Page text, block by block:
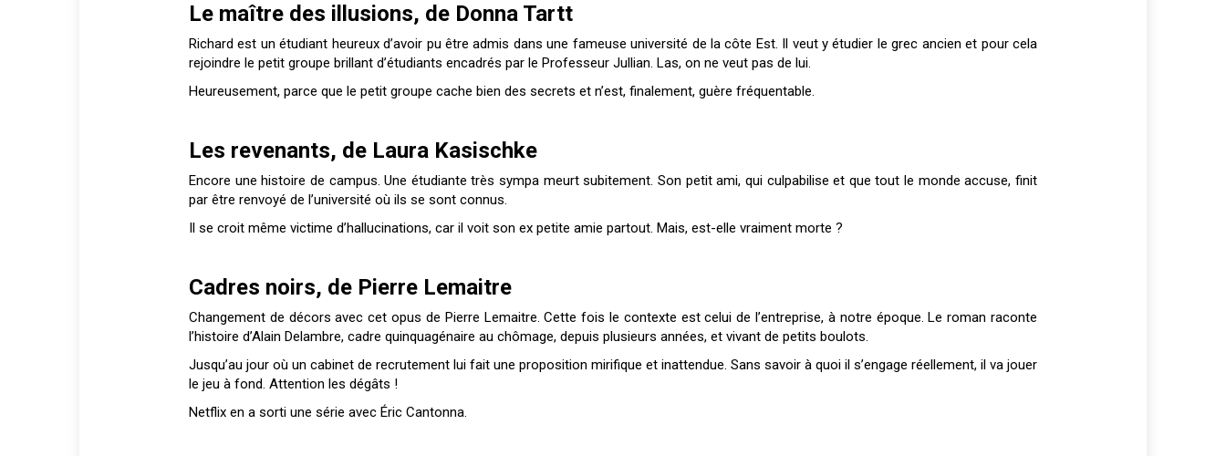
Le maître des illusions, de Donna Tartt
Richard est un étudiant heureux d’avoir pu être admis dans une fameuse université de la côte Est. Il veut y étudier le grec ancien et pour cela
rejoindre le petit groupe brillant d’étudiants encadrés par le Professeur Jullian. Las, on ne veut pas de lui.
Heureusement, parce que le petit groupe cache bien des secrets et n’est, finalement, guère fréquentable.
Les revenants, de Laura Kasischke
Encore une histoire de campus. Une étudiante très sympa meurt subitement. Son petit ami, qui culpabilise et que tout le monde accuse, finit
par être renvoyé de l’université où ils se sont connus.
Il se croit même victime d’hallucinations, car il voit son ex petite amie partout. Mais, est-elle vraiment morte ?
Cadres noirs, de Pierre Lemaitre
Changement de décors avec cet opus de Pierre Lemaitre. Cette fois le contexte est celui de l’entreprise, à notre époque. Le roman raconte
l’histoire d’Alain Delambre, cadre quinquagénaire au chômage, depuis plusieurs années, et vivant de petits boulots.
Jusqu’au jour où un cabinet de recrutement lui fait une proposition mirifique et inattendue. Sans savoir à quoi il s’engage réellement, il va jouer
le jeu à fond. Attention les dégâts !
Netflix en a sorti une série avec Éric Cantonna.